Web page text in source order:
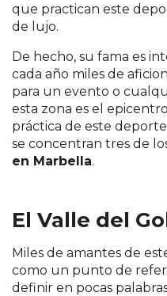
que practican este
de lujo.
De hecho, su fama es
cada año miles de
para un evento o
esta zona es el
práctica de este
se concentran tres de
en Marbella.
El Valle del
Miles de amantes de
como un punto de
definir en pocas